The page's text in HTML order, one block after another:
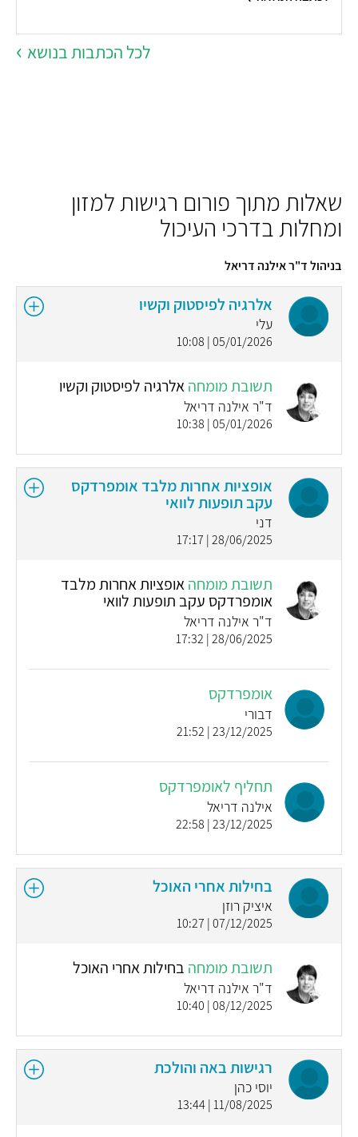
לכל הכתבות בנושא
שאלות מתוך פורום רגישות למזון
ומחלות בדרכי העיכול
בניהול ד"ר אילנה דריאל
אלרגיה לפיסטוק וקשיו
עלי
05/01/2026 | 10:08
תשובת מומחהאלרגיה לפיסטוק וקשיו
ד"ר אילנה דריאל
05/01/2026 | 10:38
אופציות אחרות מלבד אומפרדקס
עקב תופעות לוואי
דני
28/06/2025 | 17:17
תשובת מומחהאופציות אחרות מלבד
אומפרדקס עקב תופעות לוואי
ד"ר אילנה דריאל
28/06/2025 | 17:32
אומפרדקס
דבורי
23/12/2025 | 21:52
תחליף לאומפרדקס
אילנה דריאל
23/12/2025 | 22:58
בחילות אחרי האוכל
איציק רוזן
07/12/2025 | 10:27
תשובת מומחה בחילות אחרי האוכל
ד"ר אילנה דריאל
08/12/2025 | 10:40
רגישות באה והולכת
יוסי כהן
11/08/2025 | 13:44